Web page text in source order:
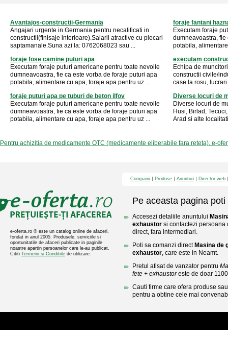
Avantajos-constructii-Germania
Angajari urgente in Germania pentru necalificati in
constructii(finisaje interioare).Salarii atractive cu plecari
saptamanale.Suna azi la: 0762068023 sau ...
foraje fantani
Executam foraje
dumneavoastra,
potabila,
foraje fose camine puturi apa
Executam foraje puturi americane pentru toate nevoile
dumneavoastra, fie ca este vorba de foraje puturi apa
potabila, alimentare cu apa, foraje apa pentru uz ...
executam
Echipa de
constructii civile/
case la rosu,
foraje puturi apa pe tuburi de beton ilfov
Executam foraje puturi americane pentru toate nevoile
dumneavoastra, fie ca este vorba de foraje puturi apa
potabila, alimentare cu apa, foraje apa pentru uz ...
Diverse locuri de
Diverse locuri de
Husi, Birlad,
Arad si alte
Pentru achizitia de medicamente OTC (medicamente eliberabile fara reteta), e-
e-oferta.ro ® este un catalog online de afaceri,
fondat in anul 2005. Produsele, serviciile si
oportunitatile de afaceri publicate in paginile
noastre apartin persoanelor care le-au publicat.
Cititi Termenii si Conditiile de utilizare.
Companii Produse Anunturi Director web
Pe aceasta pagina poti
Accesezi detaliile anuntului
exhaustor si contactezi persoana
direct, fara intermediari.
Poti sa comanzi direct Masina de
exhaustor, care este in Neamt.
Pretul afisat de vanzator pentru
fete + exhaustoreste de doar
Cauti firme care ofera produse
pentru a obtine cele mai